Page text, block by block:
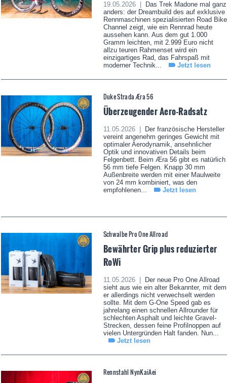
19.05.2026 |
Das Trek Madone mal ganz
anders: der Dreambuild des auf exklusive
Rennmaschinen spezialisierten Road Bike
Channel zeigt, wie ein Rennrad heute
aussehen kann. Aus dem gut 1.000
Gramm leichten, mit 2.999 Euro nicht
allzu teuren Rahmenset wird ein
einzigartiges Rad, das Fahrspaß mit
moderner Technik...
Jetzt lesen
Duke Strada Æra 56
Überzeugender Aero-Radsatz
11.05.2026 |
Der französische Hersteller
vereint angenehm geringes Gewicht mit
optimaler Aerodynamik, ansehnlicher
Optik und innovativen Details beim
Felgenbett. Beim Æra 56 gibt es natürlich
56 mm tiefe Felgen. Knapp 30 mm
Außenbreite werden mit einer Maulweite
von 24 mm kombiniert, was den
empfohlenen...
Jetzt lesen
Schwalbe Pro One Allroad
Bewährter Grip plus reduzierter
RoWi
11.05.2026 |
Der neue Pro One Allroad
sieht aus wie ein alter Bekannter, mit dem
er allerdings nicht verwechselt werden
sollte. Mit dem G-One Speed gab es
jahrelang einen schnellen Allrounder für
schlechten Asphalt und leichte Gravel-
Strecken, dessen feine Profilnoppen auf
vielen Untergründen Halt fanden. Nun...
Jetzt lesen
Rennstahl NynKaiAei